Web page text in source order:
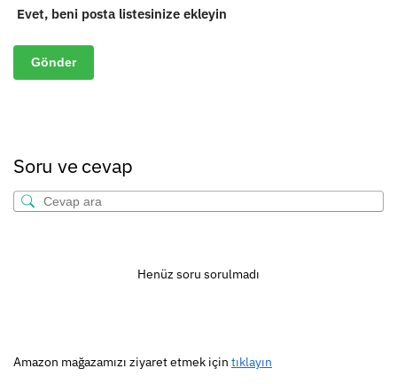
Evet, beni posta listesinize ekleyin
Soru ve cevap
Henüz soru sorulmadı
Amazon mağazamızı ziyaret etmek için tıklayın